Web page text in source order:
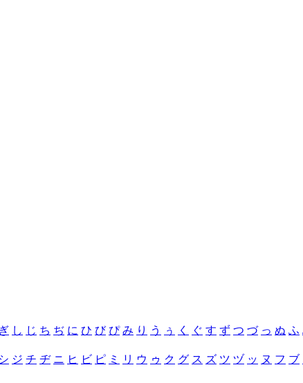
ぎ し じ ち ぢ に ひ び ぴ み り う ぅ く ぐ す ず つ づ っ ぬ ふ
シ ジ チ ヂ ニ ヒ ビ ピ ミ リ ウ ゥ ク グ ス ズ ツ ヅ ッ ヌ フ ブ